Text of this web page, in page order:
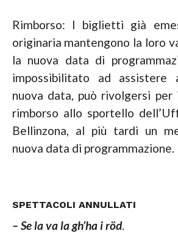
Rimborso: I biglietti già
originaria mantengono la loro
la nuova data di
impossibilitato ad assistere
nuova data, può rivolgersi per
rimborso allo sportello
Bellinzona, al più tardi un
nuova data di programmazione.
SPETTACOLI ANNULLATI
– Se la va la gh’ha i röd.